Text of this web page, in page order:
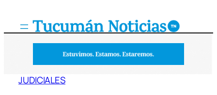
JUDICIALES